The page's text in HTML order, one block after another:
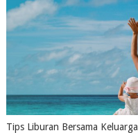
Tips Liburan Bersama Keluarga